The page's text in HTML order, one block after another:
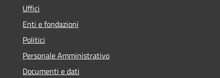
Uffici
Enti e fondazioni
Politici
Personale Amministrativo
Documenti e dati